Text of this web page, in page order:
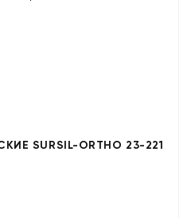
SURSIL-ORTHO 23-221